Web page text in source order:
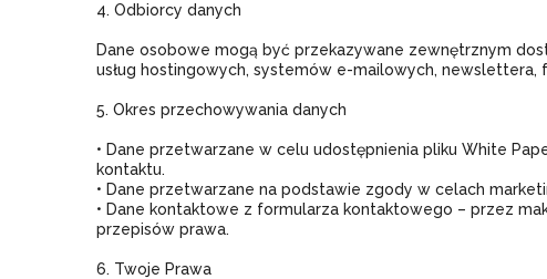
4. Odbiorcy danych
Dane osobowe mogą być przekazywane zewnętrznym
usług hostingowych, systemów e-mailowych,
5. Okres przechowywania danych
• Dane przetwarzane w celu udostępnienia pliku White
kontaktu.
• Dane przetwarzane na podstawie zgody w celach
• Dane kontaktowe z formularza kontaktowego – przez
przepisów prawa.
6. Twoje Prawa